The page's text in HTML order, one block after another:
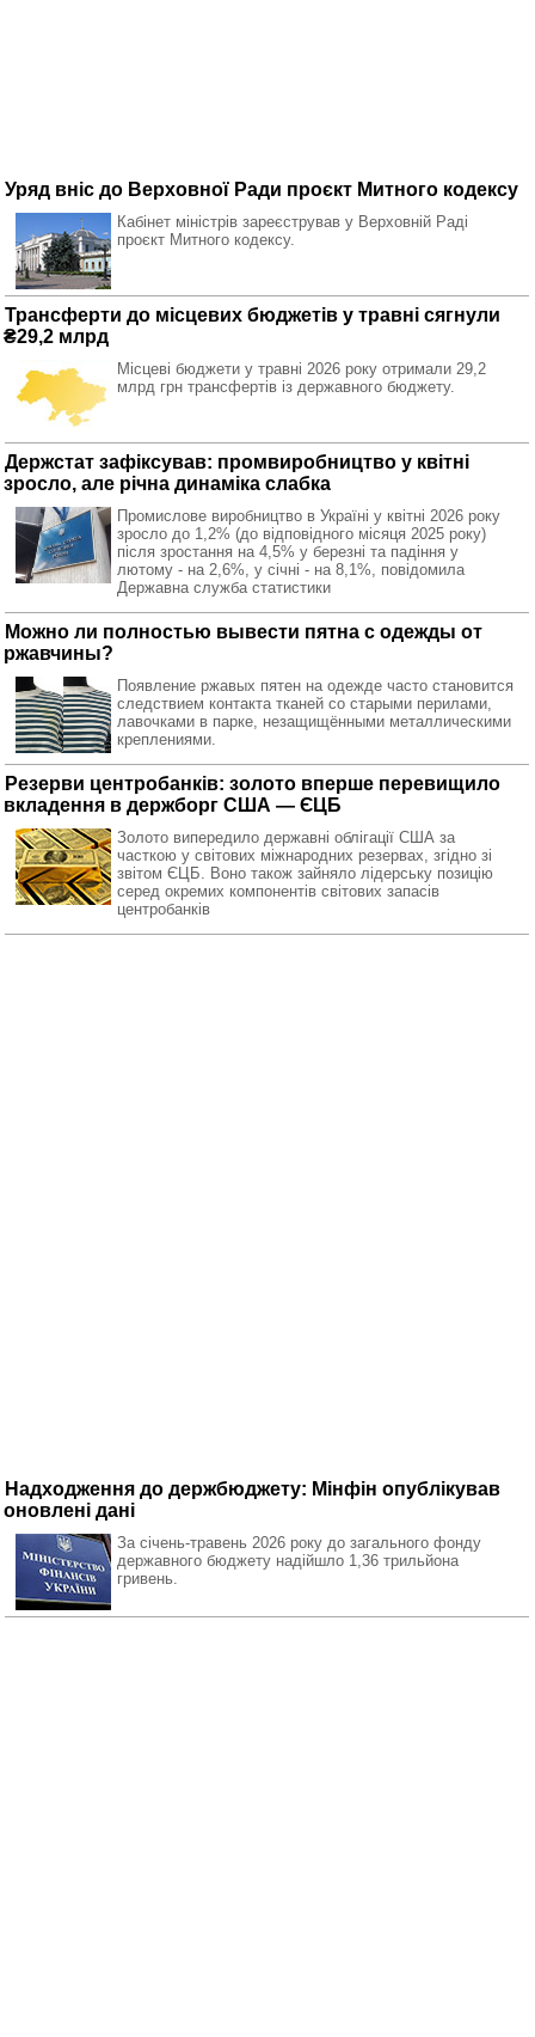
Уряд вніс до Верховної Ради проєкт Митного кодексу
Кабінет міністрів зареєстрував у Верховній Раді
проєкт Митного кодексу.
Трансферти до місцевих бюджетів у травні сягнули
₴29,2 млрд
Місцеві бюджети у травні 2026 року отримали 29,2
млрд грн трансфертів із державного бюджету.
Держстат зафіксував: промвиробництво у квітні
зросло, але річна динаміка слабка
Промислове виробництво в Україні у квітні 2026 року
зросло до 1,2% (до відповідного місяця 2025 року)
після зростання на 4,5% у березні та падіння у
лютому - на 2,6%, у січні - на 8,1%, повідомила
Державна служба статистики
Можно ли полностью вывести пятна с одежды от
ржавчины?
Появление ржавых пятен на одежде часто становится
следствием контакта тканей со старыми перилами,
лавочками в парке, незащищёнными металлическими
креплениями.
Резерви центробанків: золото вперше перевищило
вкладення в держборг США — ЄЦБ
Золото випередило державні облігації США за
часткою у світових міжнародних резервах, згідно зі
звітом ЄЦБ. Воно також зайняло лідерську позицію
серед окремих компонентів світових запасів
центробанків
Надходження до держбюджету: Мінфін опублікував
оновлені дані
За січень-травень 2026 року до загального фонду
державного бюджету надійшло 1,36 трильйона
гривень.